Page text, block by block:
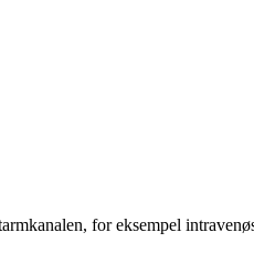
for eksempel